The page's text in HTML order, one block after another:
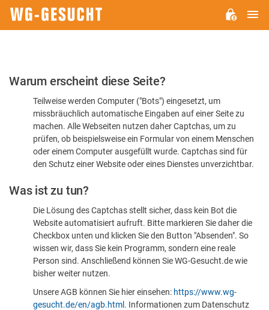
Bitte
dass
sind
Warum erscheint diese Seite?
Teilweise werden Computer ("Bots") eingesetzt, um
missbräuchlich automatische Eingaben auf einer Seite zu
machen. Alle Webseiten nutzen daher Captchas, um zu
prüfen, ob beispielsweise ein Formular von einem Menschen
oder einem Computer ausgefüllt wurde. Captchas sind für
den Schutz einer Website oder eines Dienstes unverzichtbar.
Was ist zu tun?
Die Lösung des Captchas stellt sicher, dass kein Bot die
Website automatisiert aufruft. Bitte markieren Sie daher die
Checkbox unten und klicken Sie den Button "Absenden". So
wissen wir, dass Sie kein Programm, sondern eine reale
Person sind. Anschließend können Sie WG-Gesucht.de wie
bisher weiter nutzen.
Unsere AGB können Sie hier einsehen: https://www.wg-
gesucht.de/en/agb.html . Informationen zum Datenschutz